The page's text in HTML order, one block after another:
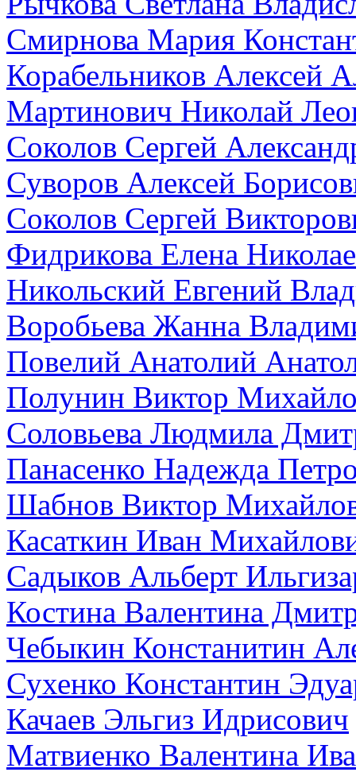
Смирнова Мария
Корабельников Алексей
Мартинович Николай
Соколов Сергей
Суворов Алексей
Соколов Сергей
Фидрикова Елена
Никольский Евгений
Воробьева Жанна
Повелий Анатолий
Полунин Виктор
Соловьева Людмила
Панасенко Надежда
Шабнов Виктор
Касаткин Иван
Садыков Альберт
Костина Валентина
Чебыкин Констанитин
Сухенко Константин
Качаев Эльгиз Идрисович
Матвиенко Валентина